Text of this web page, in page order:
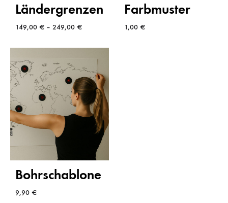
Ländergrenzen
149,00 € – 249,00 €
Farbmuster
1,00 €
Bohrschablone
9,90 €